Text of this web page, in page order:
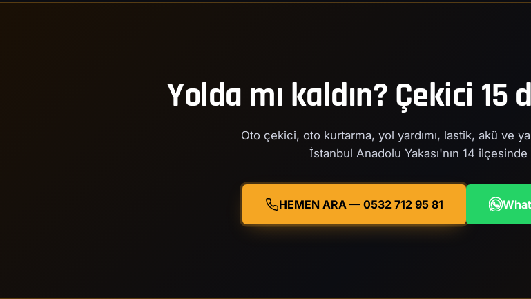
Yolda mı kaldın? Çekici 15
Oto çekici, oto kurtarma, yol yardımı, lastik, akü ve
İstanbul Anadolu Yakası'nın 14
HEMEN ARA — 0532 712 95 81